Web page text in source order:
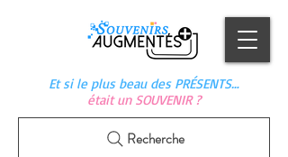
Et si le plus beau des PRÉSENTS…
était un SOUVENIR ?
Recherche